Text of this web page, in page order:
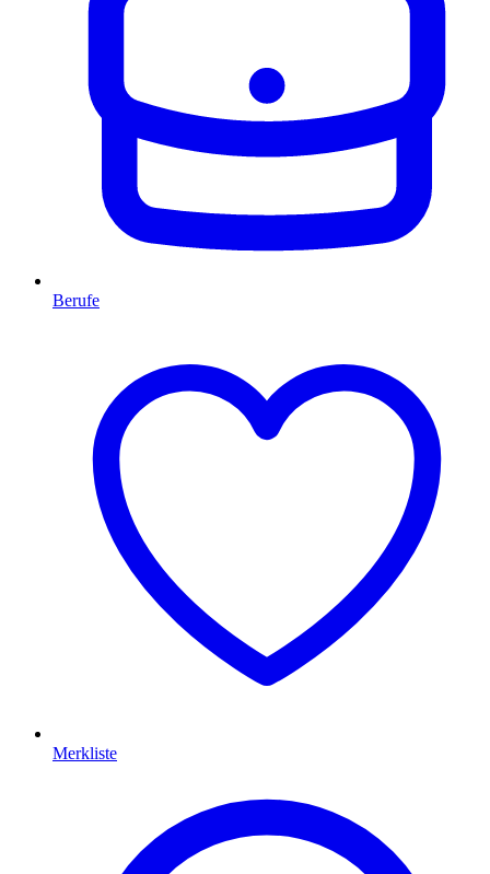
Berufe
Merkliste